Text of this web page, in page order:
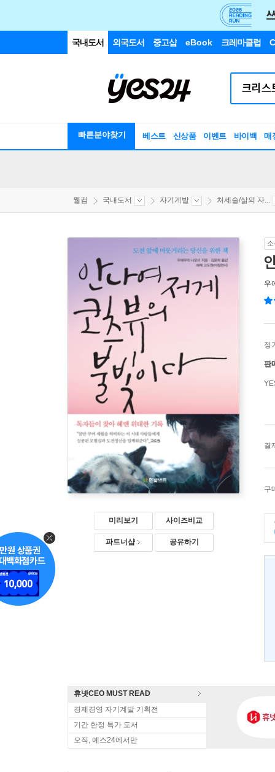
국내도서 외국도서 중고샵 eBook 크레마클럽
빠른분야찾기 베스트 신상품 이벤트 바이백 매
웰컴 국내도서 자기계발 처세술/삶의 자...
미리보기 사이즈비교
파트너샵 공유하기
우
정
판
결
구
휴넷CEO MUST READ
경제경영 자기계발 기획전
기간 한정 특가 도서
오직, 예스24에서만